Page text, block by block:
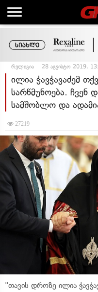
რელიგია 28 აგვისტო 2019,
ილია ჭავჭავაძემ
სარწმუნოება. ჩვენ
სამშობლო და
27219
"თავის დროზე ილია